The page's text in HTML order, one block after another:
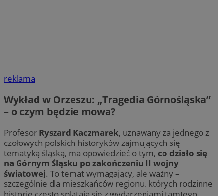
reklama
Wykład w Orzeszu: „Tragedia Górnośląska”
– o czym będzie mowa?
Profesor Ryszard Kaczmarek, uznawany za jednego z
czołowych polskich historyków zajmujących się
tematyką śląską, ma opowiedzieć o tym, co działo się
na Górnym Śląsku po zakończeniu II wojny
światowej. To temat wymagający, ale ważny –
szczególnie dla mieszkańców regionu, których rodzinne